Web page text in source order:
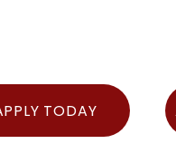
TODAY